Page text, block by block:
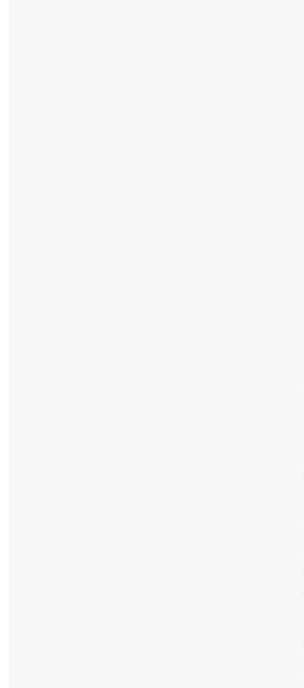
(pluie,
localisation et
, suivez l'évolution de la situation
Si vous souhaitez en apprendre plus sur
dossier sur le climat du
prévisions automatisées